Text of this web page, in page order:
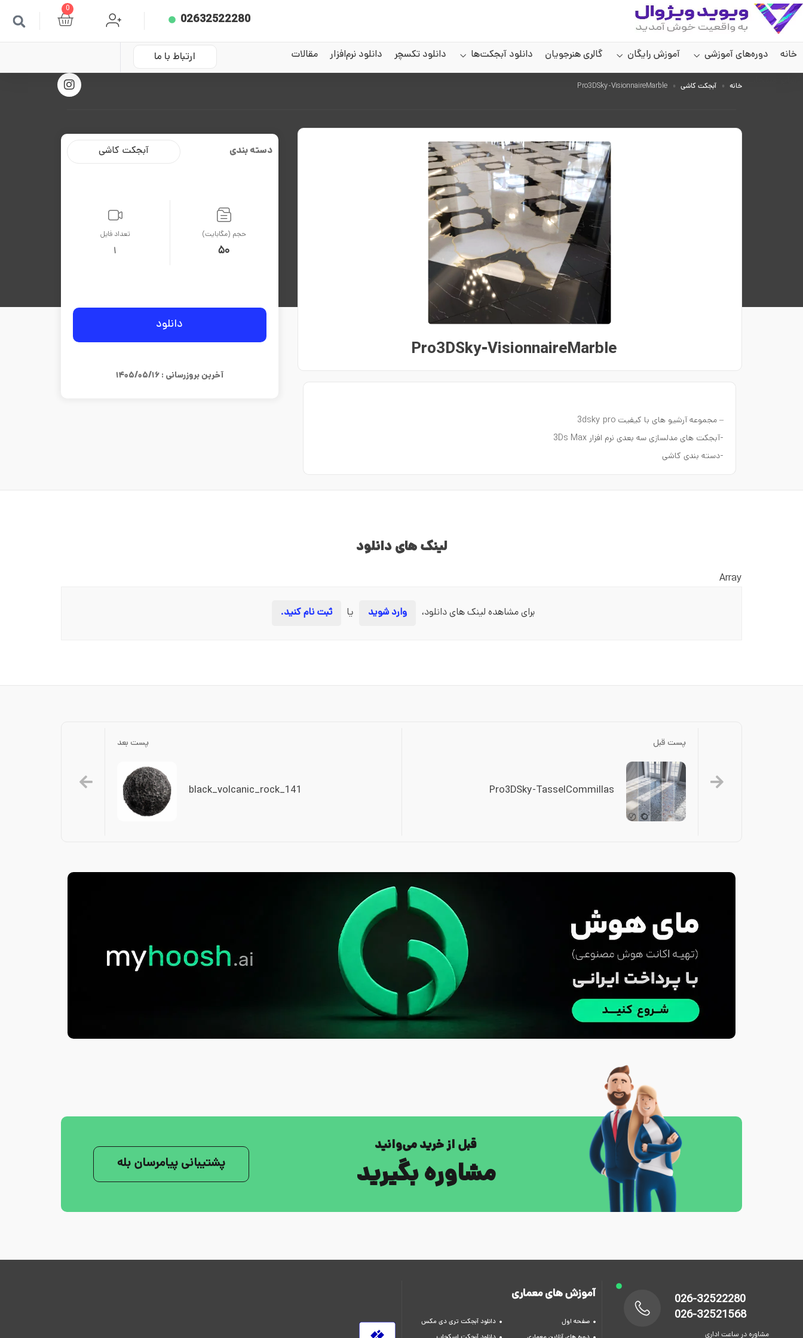
02632522280
0
خانه دوره‌های آموزشی آموزش رایگان گالری هنرجویان دانلود آبجکت‌ها دانلود تکسچر دانلود نرم‌افزار
مقالات
ارتباط با ما
خانه آبجکت کاشی
Pro3DSky-VisionnaireMarble
دسته بندی آبجکت کاشی
حجم (مگابایت)
50
تعداد فایل
1
دانلود
آخرین بروزرسانی : ۱۴۰۵/۰۵/۱۶
– مجموعه آرشیو های با کیفیت 3dsky pro
-آبجکت های مدلسازی سه بعدی نرم افزار 3Ds Max
-دسته بندی کاشی
لینک های دانلود
Array
برای مشاهده لینک های دانلود، وارد شوید یا ثبت نام کنید.
پست قبل
Pro3DSky-TasselCommillas
پست بعد
black_volcanic_rock_141
قبل از خرید می‌وانید
مشاوره بگیرید پشتیبانی پیامرسان بله
026-32522280
026-32521568
مشاوره در ساعت اداری
آموزش های معماری
صفحه اول
دانلود آبجکت تری دی مکس